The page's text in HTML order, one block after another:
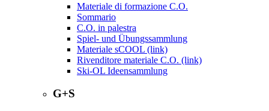
Materiale di formazione C.O.
Sommario
C.O. in palestra
Spiel- und Übungssammlung
Materiale sCOOL (link)
Rivenditore materiale C.O. (link)
Ski-OL Ideensammlung
G+S